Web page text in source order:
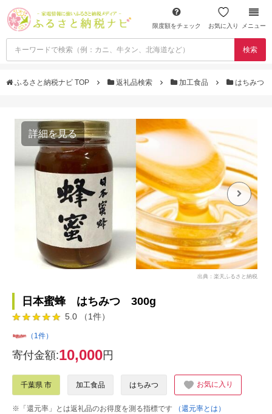
限度額をチェック お気に入り メニュー
検索
ふるさと納税ナビ TOP 返礼品検索 加工食品 はちみつ
詳細を見る
出典：楽天ふるさと納税
日本蜜蜂 はちみつ 300g
5.0 （1件）
（1件）
寄付金額:10,000円
千葉県 市 加工食品 はちみつ お気に入り
※「還元率」とは返礼品のお得度を測る指標です
（還元率とは）